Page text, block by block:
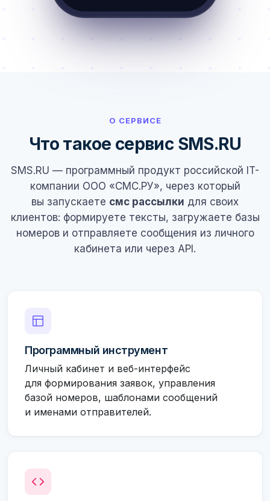
О СЕРВИСЕ
Что такое сервис SMS.RU
SMS.RU — программный продукт российской IT-
компании ООО «СМС.РУ», через который
вы запускаете смс рассылки для своих
клиентов: формируете тексты, загружаете базы
номеров и отправляете сообщения из личного
кабинета или через API.
Программный инструмент
Личный кабинет и веб-интерфейс
для формирования заявок, управления
базой номеров, шаблонами сообщений
и именами отправителей.